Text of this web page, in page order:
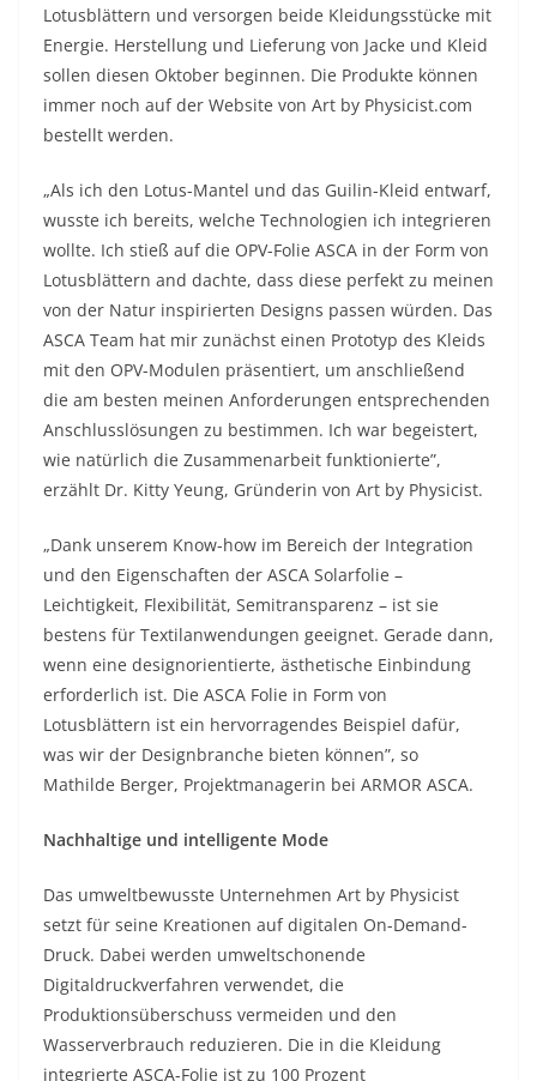
Lotusblättern und versorgen beide Kleidungsstücke mit
Energie. Herstellung und Lieferung von Jacke und Kleid
sollen diesen Oktober beginnen. Die Produkte können
immer noch auf der Website von Art by Physicist.com
bestellt werden.
„Als ich den Lotus-Mantel und das Guilin-Kleid entwarf,
wusste ich bereits, welche Technologien ich integrieren
wollte. Ich stieß auf die OPV-Folie ASCA in der Form von
Lotusblättern and dachte, dass diese perfekt zu meinen
von der Natur inspirierten Designs passen würden. Das
ASCA Team hat mir zunächst einen Prototyp des Kleids
mit den OPV-Modulen präsentiert, um anschließend
die am besten meinen Anforderungen entsprechenden
Anschlusslösungen zu bestimmen. Ich war begeistert,
wie natürlich die Zusammenarbeit funktionierte”,
erzählt Dr. Kitty Yeung, Gründerin von Art by Physicist.
„Dank unserem Know-how im Bereich der Integration
und den Eigenschaften der ASCA Solarfolie –
Leichtigkeit, Flexibilität, Semitransparenz – ist sie
bestens für Textilanwendungen geeignet. Gerade dann,
wenn eine designorientierte, ästhetische Einbindung
erforderlich ist. Die ASCA Folie in Form von
Lotusblättern ist ein hervorragendes Beispiel dafür,
was wir der Designbranche bieten können”, so
Mathilde Berger, Projektmanagerin bei ARMOR ASCA.
Nachhaltige und intelligente Mode
Das umweltbewusste Unternehmen Art by Physicist
setzt für seine Kreationen auf digitalen On-Demand-
Druck. Dabei werden umweltschonende
Digitaldruckverfahren verwendet, die
Produktionsüberschuss vermeiden und den
Wasserverbrauch reduzieren. Die in die Kleidung
integrierte ASCA-Folie ist zu 100 Prozent